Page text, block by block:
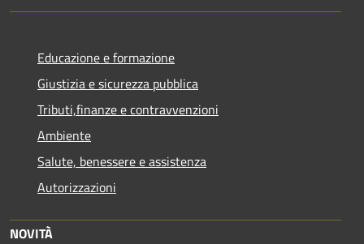
Educazione e formazione
Giustizia e sicurezza pubblica
Tributi,finanze e contravvenzioni
Ambiente
Salute, benessere e assistenza
Autorizzazioni
NOVITÀ